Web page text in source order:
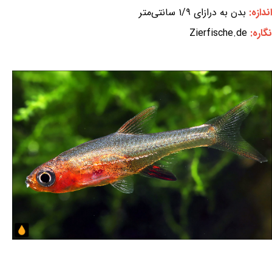
اندازه: بدن به درازای ۱/۹ سانتی‌متر
نگاره: Zierfische.de